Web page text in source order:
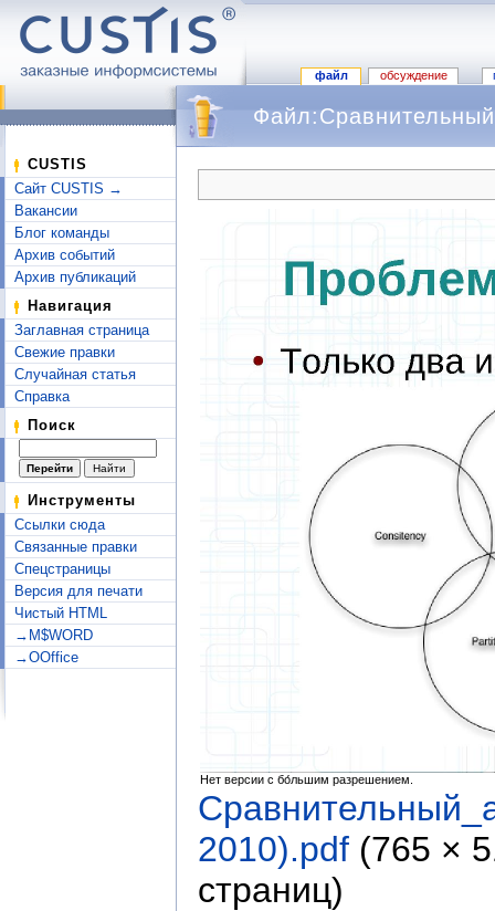
файл обсуждение
CUSTIS
Сайт CUSTIS →
Вакансии
Блог команды
Архив событий
Архив публикаций
Навигация
Заглавная страница
Свежие правки
Случайная статья
Справка
Поиск
Инструменты
Ссылки сюда
Связанные правки
Спецстраницы
Версия для печати
Чистый HTML
→M$WORD
→OOffice
Нет версии с бо́льшим разрешением.
2010).pdf (765 ×
страниц)